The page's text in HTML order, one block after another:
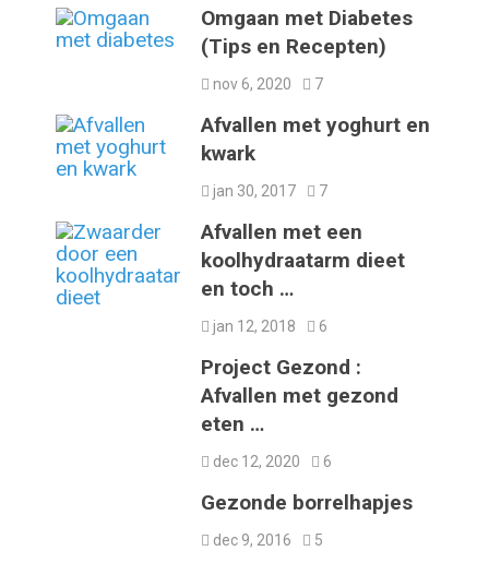
Omgaan met Diabetes
(Tips en Recepten)
nov 6, 2020 7
Afvallen met yoghurt en
kwark
jan 30, 2017 7
Afvallen met een
koolhydraatarm dieet
en toch …
jan 12, 2018 6
Project Gezond :
Afvallen met gezond
eten …
dec 12, 2020 6
Gezonde borrelhapjes
dec 9, 2016 5